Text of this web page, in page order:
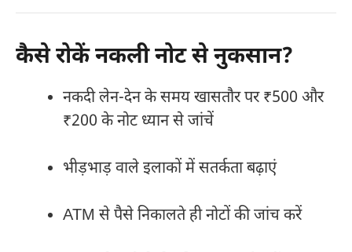
कैसे रोकें नकली नोट से नुकसान?
नकदी लेन-देन के समय खासतौर पर ₹500 और
₹200 के नोट ध्यान से जांचें
भीड़भाड़ वाले इलाकों में सतर्कता बढ़ाएं
ATM से पैसे निकालते ही नोटों की जांच करें